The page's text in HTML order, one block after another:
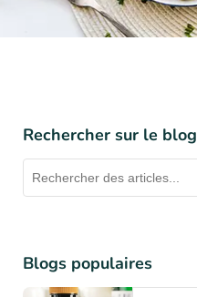
Rechercher sur le blog
Blogs populaires